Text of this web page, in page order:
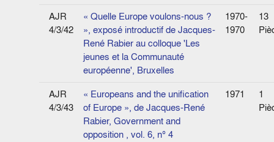
AJR
4/3/42
« Quelle Europe voulons-nous ?
», exposé introductif de Jacques-
René Rabier au colloque 'Les
jeunes et la Communauté
européenne', Bruxelles
1970-
1970
13
AJR
4/3/43
« Europeans and the unification
of Europe », de Jacques-René
Rabier, Government and
opposition , vol. 6, n° 4
1971
1